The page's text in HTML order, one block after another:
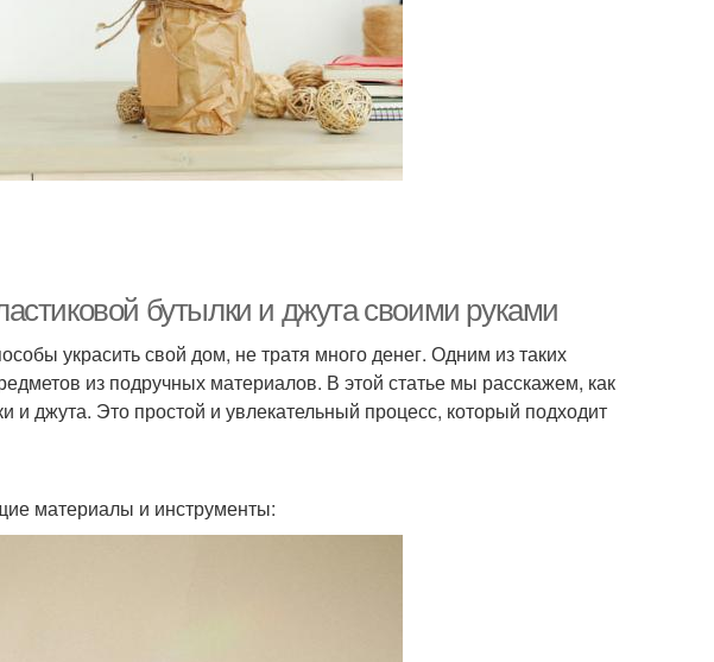
бутылки и джута своими руками
украсить свой дом, не тратя много денег. Одним из таких
из подручных материалов. В этой статье мы расскажем, как
и джута. Это простой и увлекательный процесс, который подходит
материалы и инструменты: